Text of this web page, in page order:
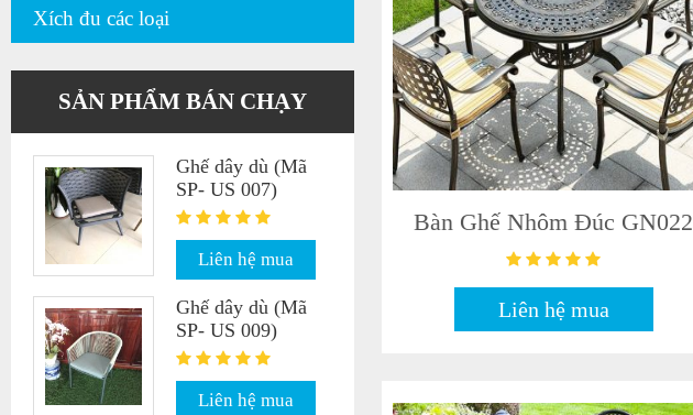
Bàn Ghế Nhôm Đúc GN022
Liên hệ mua
Xích đu các loại
SẢN PHẨM BÁN CHẠY
Ghế dây dù (Mã
SP- US 007)
Liên hệ mua
Ghế dây dù (Mã
SP- US 009)
Liên hệ mua